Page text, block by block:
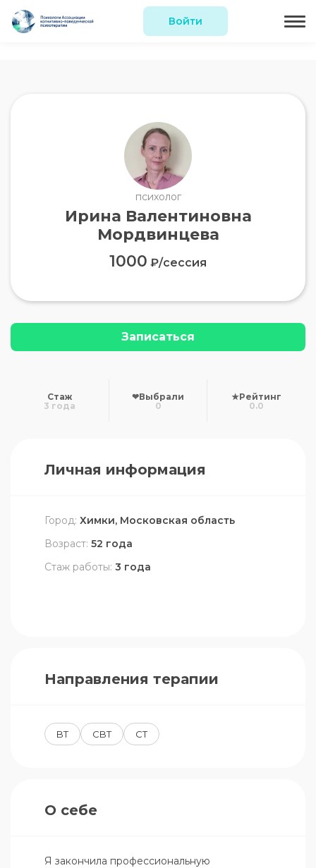
Войти
психолог
Ирина Валентиновна
Мордвинцева
1000 ₽/сессия
Записаться
Стаж
3 года
❤Выбрали
0
★Рейтинг
0.0
Личная информация
Город: Химки, Московская область
Возраст: 52 года
Стаж работы: 3 года
Направления терапии
BT CBT CT
О себе
Я закончила профессиональную